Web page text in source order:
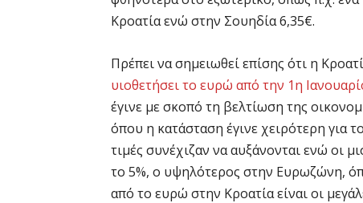
Κροατία ενώ στην Σουηδία 6,35€.
Πρέπει να σημειωθεί επίσης ότι η
υιοθετήσει το ευρώ από την 1η
έγινε με σκοπό τη βελτίωση της
όπου η κατάσταση έγινε χειρότερη για
τιμές συνέχιζαν να αυξάνονται ενώ οι
το 5%, ο υψηλότερος στην Ευρωζώνη,
από το ευρώ στην Κροατία είναι οι